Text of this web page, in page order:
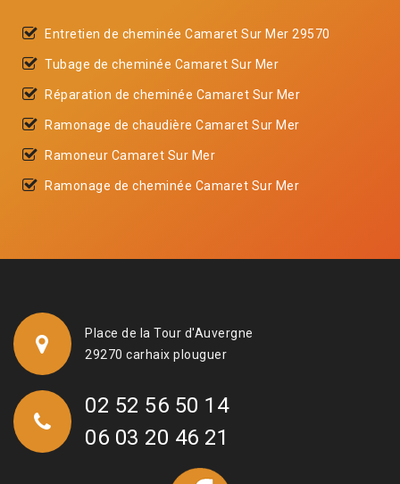
Entretien de cheminée Camaret Sur Mer 29570
Tubage de cheminée Camaret Sur Mer
Réparation de cheminée Camaret Sur Mer
Ramonage de chaudière Camaret Sur Mer
Ramoneur Camaret Sur Mer
Ramonage de cheminée Camaret Sur Mer
Place de la Tour d'Auvergne
29270 carhaix plouguer
02 52 56 50 14
06 03 20 46 21